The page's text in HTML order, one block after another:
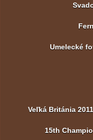
Umelecké
Veľká Británia
15th